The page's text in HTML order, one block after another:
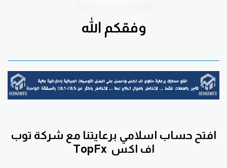
وفقكم الله
افتح حساب اسلامي برعايتنا مع شركة توب
اف اكس TopFx